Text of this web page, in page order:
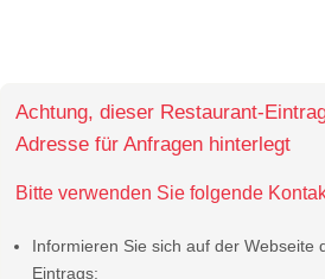
Achtung, dieser Restaurant-
Adresse für Anfragen hinterlegt
Bitte verwenden Sie folgende
Informieren Sie sich auf der Webseite
Eintrags: